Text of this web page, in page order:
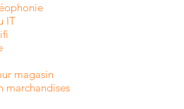
IT
magasin
marchandises